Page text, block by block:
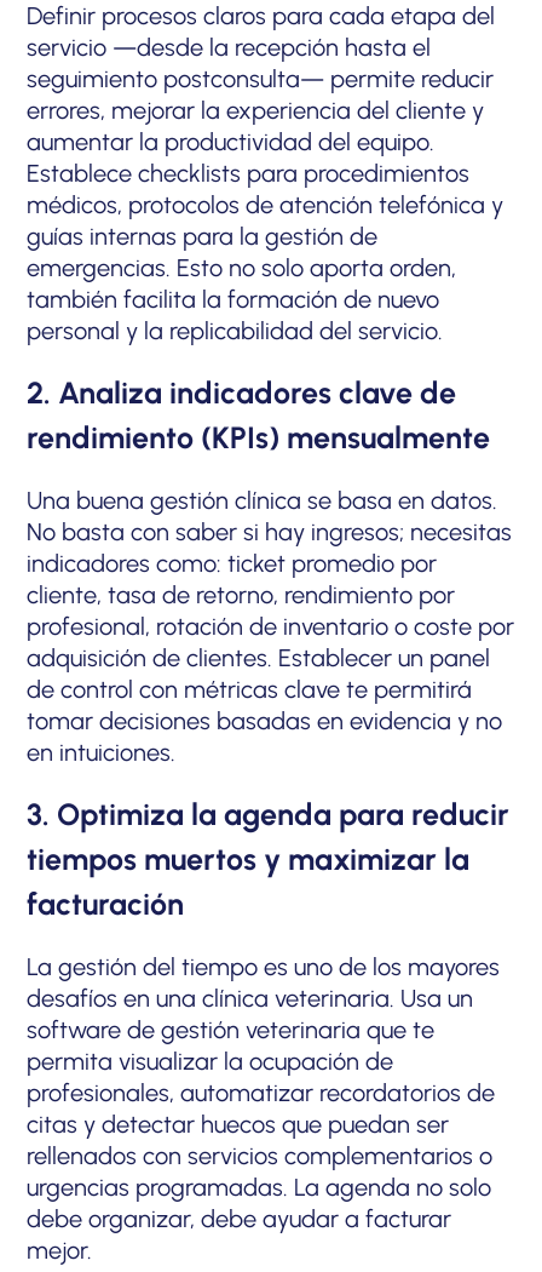
Definir procesos claros para cada etapa del
servicio —desde la recepción hasta el
seguimiento postconsulta— permite reducir
errores, mejorar la experiencia del cliente y
aumentar la productividad del equipo.
Establece checklists para procedimientos
médicos, protocolos de atención telefónica y
guías internas para la gestión de
emergencias. Esto no solo aporta orden,
también facilita la formación de nuevo
personal y la replicabilidad del servicio.
2. Analiza indicadores clave de
rendimiento (KPIs) mensualmente
Una buena gestión clínica se basa en datos.
No basta con saber si hay ingresos; necesitas
indicadores como: ticket promedio por
cliente, tasa de retorno, rendimiento por
profesional, rotación de inventario o coste por
adquisición de clientes. Establecer un panel
de control con métricas clave te permitirá
tomar decisiones basadas en evidencia y no
en intuiciones.
3. Optimiza la agenda para reducir
tiempos muertos y maximizar la
facturación
La gestión del tiempo es uno de los mayores
desafíos en una clínica veterinaria. Usa un
software de gestión veterinaria que te
permita visualizar la ocupación de
profesionales, automatizar recordatorios de
citas y detectar huecos que puedan ser
rellenados con servicios complementarios o
urgencias programadas. La agenda no solo
debe organizar, debe ayudar a facturar
mejor.